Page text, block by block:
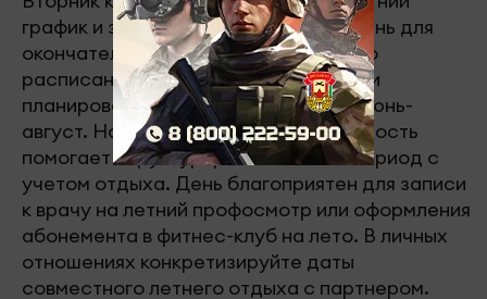
график и здоровье. Продуктивный день для
окончательного составления летнего
расписания, оформления отпуска или
планирования рабочей загрузки на июнь-
август. На работе ваша систематичность
помогает структурировать летний период с
учетом отдыха. День благоприятен для записи
к врачу на летний профосмотр или оформления
абонемента в фитнес-клуб на лето. В личных
отношениях конкретизируйте даты
совместного летнего отдыха с партнером.